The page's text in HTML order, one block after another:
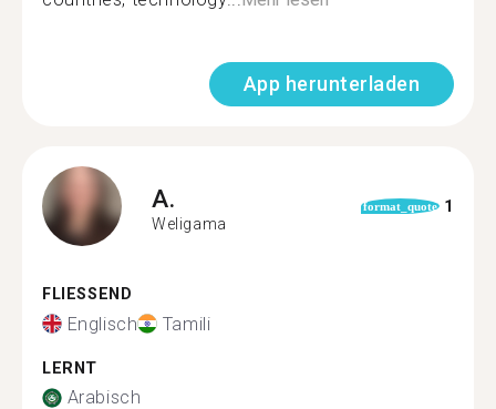
App herunterladen
A.
Weligama
format_quote 1
FLIESSEND
Englisch Tamili
LERNT
Arabisch